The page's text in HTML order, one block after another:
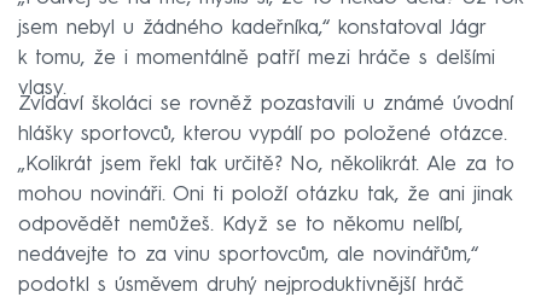
jsem nebyl u žádného kadeřníka,“ konstatoval Jágr
k tomu, že i momentálně patří mezi hráče s delšími
vlasy.
Zvídaví školáci se rovněž pozastavili u známé úvodní
hlášky sportovců, kterou vypálí po položené otázce.
„Kolikrát jsem řekl tak určitě? No, několikrát. Ale za to
mohou novináři. Oni ti položí otázku tak, že ani jinak
odpovědět nemůžeš. Když se to někomu nelíbí,
nedávejte to za vinu sportovcům, ale novinářům,“
podotkl s úsměvem druhý nejproduktivnější hráč